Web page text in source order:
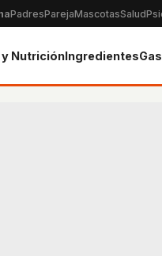
PadresParejaMascotasSalud
NutriciónIngredientes